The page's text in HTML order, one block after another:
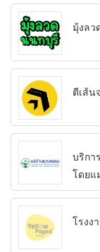
มุ้งล
ตีเส้น
บริกา
โดยแ
โรงง